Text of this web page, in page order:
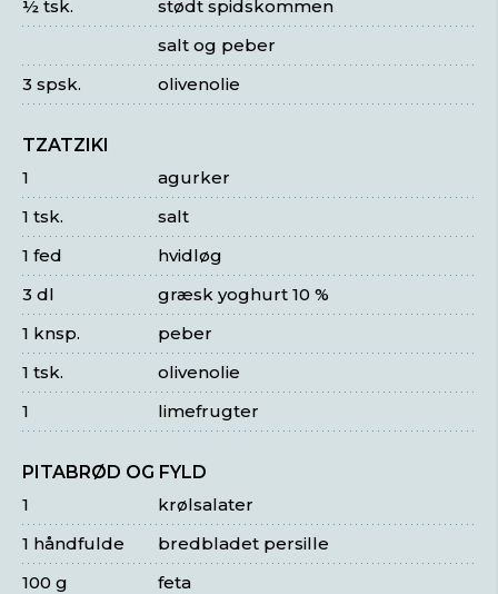
stødt spidskommen
½ tsk.
salt og peber
olivenolie
3 spsk.
TZATZIKI
agurker
1
salt
1 tsk.
hvidløg
1 fed
græsk yoghurt 10 %
3 dl
peber
1 knsp.
olivenolie
1 tsk.
limefrugter
1
PITABRØD OG FYLD
krølsalater
1
bredbladet persille
1 håndfulde
feta
100 g